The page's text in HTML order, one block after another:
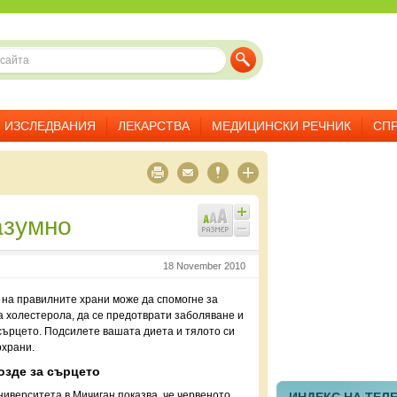
ИЗСЛЕДВАНИЯ ЛЕКАРСТВА МЕДИЦИНСКИ РЕЧНИК
18 November 2010
правилните храни може да спомогне за
холестерола, да се предотврати заболяване и
Подсилете вашата диета и тялото си
за сърцето